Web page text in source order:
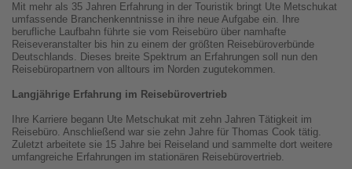
Mit mehr als 35 Jahren Erfahrung in der Touristik bringt Ute Metschukat
umfassende Branchenkenntnisse in ihre neue Aufgabe ein. Ihre
berufliche Laufbahn führte sie vom Reisebüro über namhafte
Reiseveranstalter bis hin zu einem der größten Reisebüroverbünde
Deutschlands. Dieses breite Spektrum an Erfahrungen soll nun den
Reisebüropartnern von alltours im Norden zugutekommen.
Langjährige Erfahrung im Reisebürovertrieb
Ihre Karriere begann Ute Metschukat mit zehn Jahren Tätigkeit im
Reisebüro. Anschließend war sie zehn Jahre für Thomas Cook tätig.
Zuletzt arbeitete sie 15 Jahre bei Reiseland und sammelte dort weitere
umfangreiche Erfahrungen im stationären Reisebürovertrieb.